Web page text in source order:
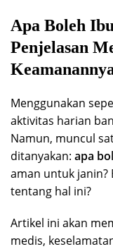
Apa Boleh
Penjelasan
Menggunakan
aktivitas harian
Namun, muncul
ditanyakan: apa
aman untuk janin?
tentang hal ini?
Artikel ini akan
medis,